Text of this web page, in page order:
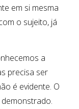
em si mesma
o sujeito, já
a
precisa ser
é evidente. O